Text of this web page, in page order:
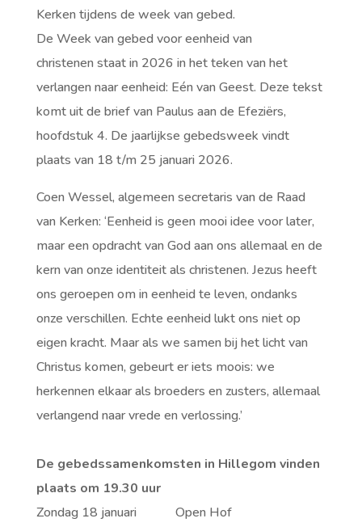
Kerken tijdens de week van gebed.
De Week van gebed voor eenheid van
christenen staat in 2026 in het teken van het
verlangen naar eenheid: Eén van Geest. Deze tekst
komt uit de brief van Paulus aan de Efeziërs,
hoofdstuk 4. De jaarlijkse gebedsweek vindt
plaats van 18 t/m 25 januari 2026.
Coen Wessel, algemeen secretaris van de Raad
van Kerken: ‘Eenheid is geen mooi idee voor later,
maar een opdracht van God aan ons allemaal en de
kern van onze identiteit als christenen. Jezus heeft
ons geroepen om in eenheid te leven, ondanks
onze verschillen. Echte eenheid lukt ons niet op
eigen kracht. Maar als we samen bij het licht van
Christus komen, gebeurt er iets moois: we
herkennen elkaar als broeders en zusters, allemaal
verlangend naar vrede en verlossing.’
De gebedssamenkomsten in Hillegom vinden
plaats om 19.30 uur
Zondag 18 januari Open Hof